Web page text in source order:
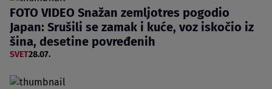
FOTO VIDEO Snažan zemljotres pogodio
Japan: Srušili se zamak i kuće, voz iskočio iz
šina, desetine povređenih
SVET28.07.